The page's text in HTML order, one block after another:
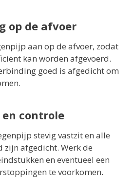
op de afvoer
aan op de afvoer, zodat
kan worden afgevoerd.
goed is afgedicht om
controle
stevig vastzit en alle
zijn afgedicht. Werk de
en eventueel een
te voorkomen.